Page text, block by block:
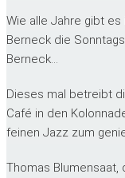
Wie alle Jahre gibt es
Berneck die
Berneck…
Dieses mal betreibt
Café in den
feinen Jazz zum
Thomas Blumensaat,